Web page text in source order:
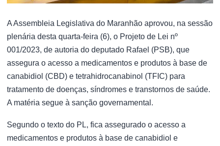
A Assembleia Legislativa do Maranhão aprovou, na sessão
plenária desta quarta-feira (6), o Projeto de Lei nº
001/2023, de autoria do deputado Rafael (PSB), que
assegura o acesso a medicamentos e produtos à base de
canabidiol (CBD) e tetrahidrocanabinol (TFIC) para
tratamento de doenças, síndromes e transtornos de saúde.
A matéria segue à sanção governamental.
Segundo o texto do PL, fica assegurado o acesso a
medicamentos e produtos à base de canabidiol e